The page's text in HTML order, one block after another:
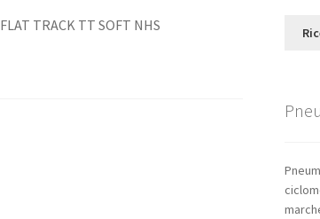
TRACK TT SOFT NHS